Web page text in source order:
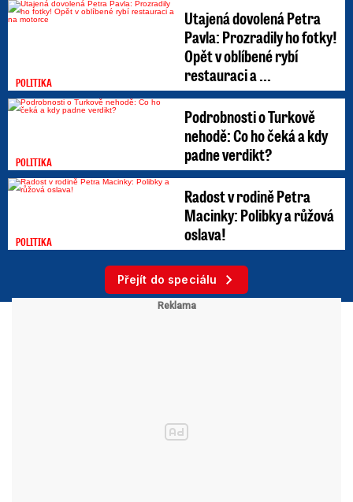
POLITIKA
Utajená dovolená Petra
Pavla: Prozradily ho fotky!
Opět v oblíbené rybí
restauraci a ...
POLITIKA
Podrobnosti o Turkově
nehodě: Co ho čeká a kdy
padne verdikt?
POLITIKA
Radost v rodině Petra
Macinky: Polibky a růžová
oslava!
Přejít do speciálu